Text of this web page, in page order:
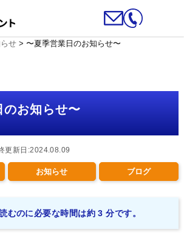
せ> 〜夏季営業日のお知らせ〜
のお知らせ〜
新日:2024.08.09
お知らせ ブログ
むのに必要な時間は約 3 分です。